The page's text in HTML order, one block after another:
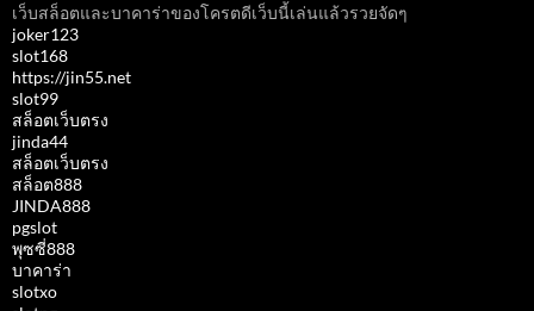
เว็บสล็อตและบาคาร่าของโครตดีเว็บนี้เล่นแล้วรวยจัดๆ
joker123
slot168
https://jin55.net
slot99
สล็อตเว็บตรง
jinda44
สล็อตเว็บตรง
สล็อต888
JINDA888
pgslot
พุซซี่888
บาคาร่า
slotxo